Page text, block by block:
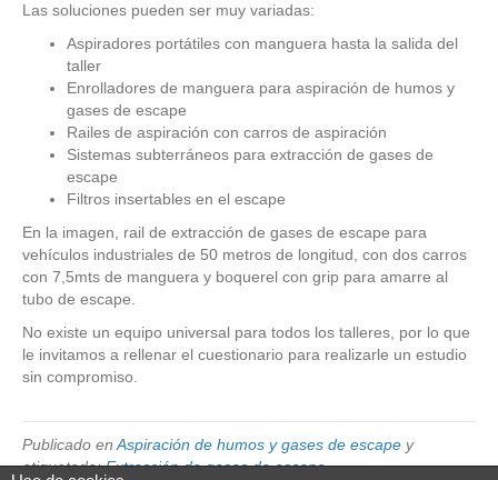
Las soluciones pueden ser muy variadas:
Aspiradores portátiles con manguera hasta la salida del
taller
Enrolladores de manguera para aspiración de humos y
gases de escape
Railes de aspiración con carros de aspiración
Sistemas subterráneos para extracción de gases de
escape
Filtros insertables en el escape
En la imagen, rail de extracción de gases de escape para
vehículos industriales de 50 metros de longitud, con dos carros
con 7,5mts de manguera y boquerel con grip para amarre al
tubo de escape.
No existe un equipo universal para todos los talleres, por lo que
le invitamos a rellenar el cuestionario para realizarle un estudio
sin compromiso.
Publicado en Aspiración de humos y gases de escape y
etiquetado:Extracción de gases de escape